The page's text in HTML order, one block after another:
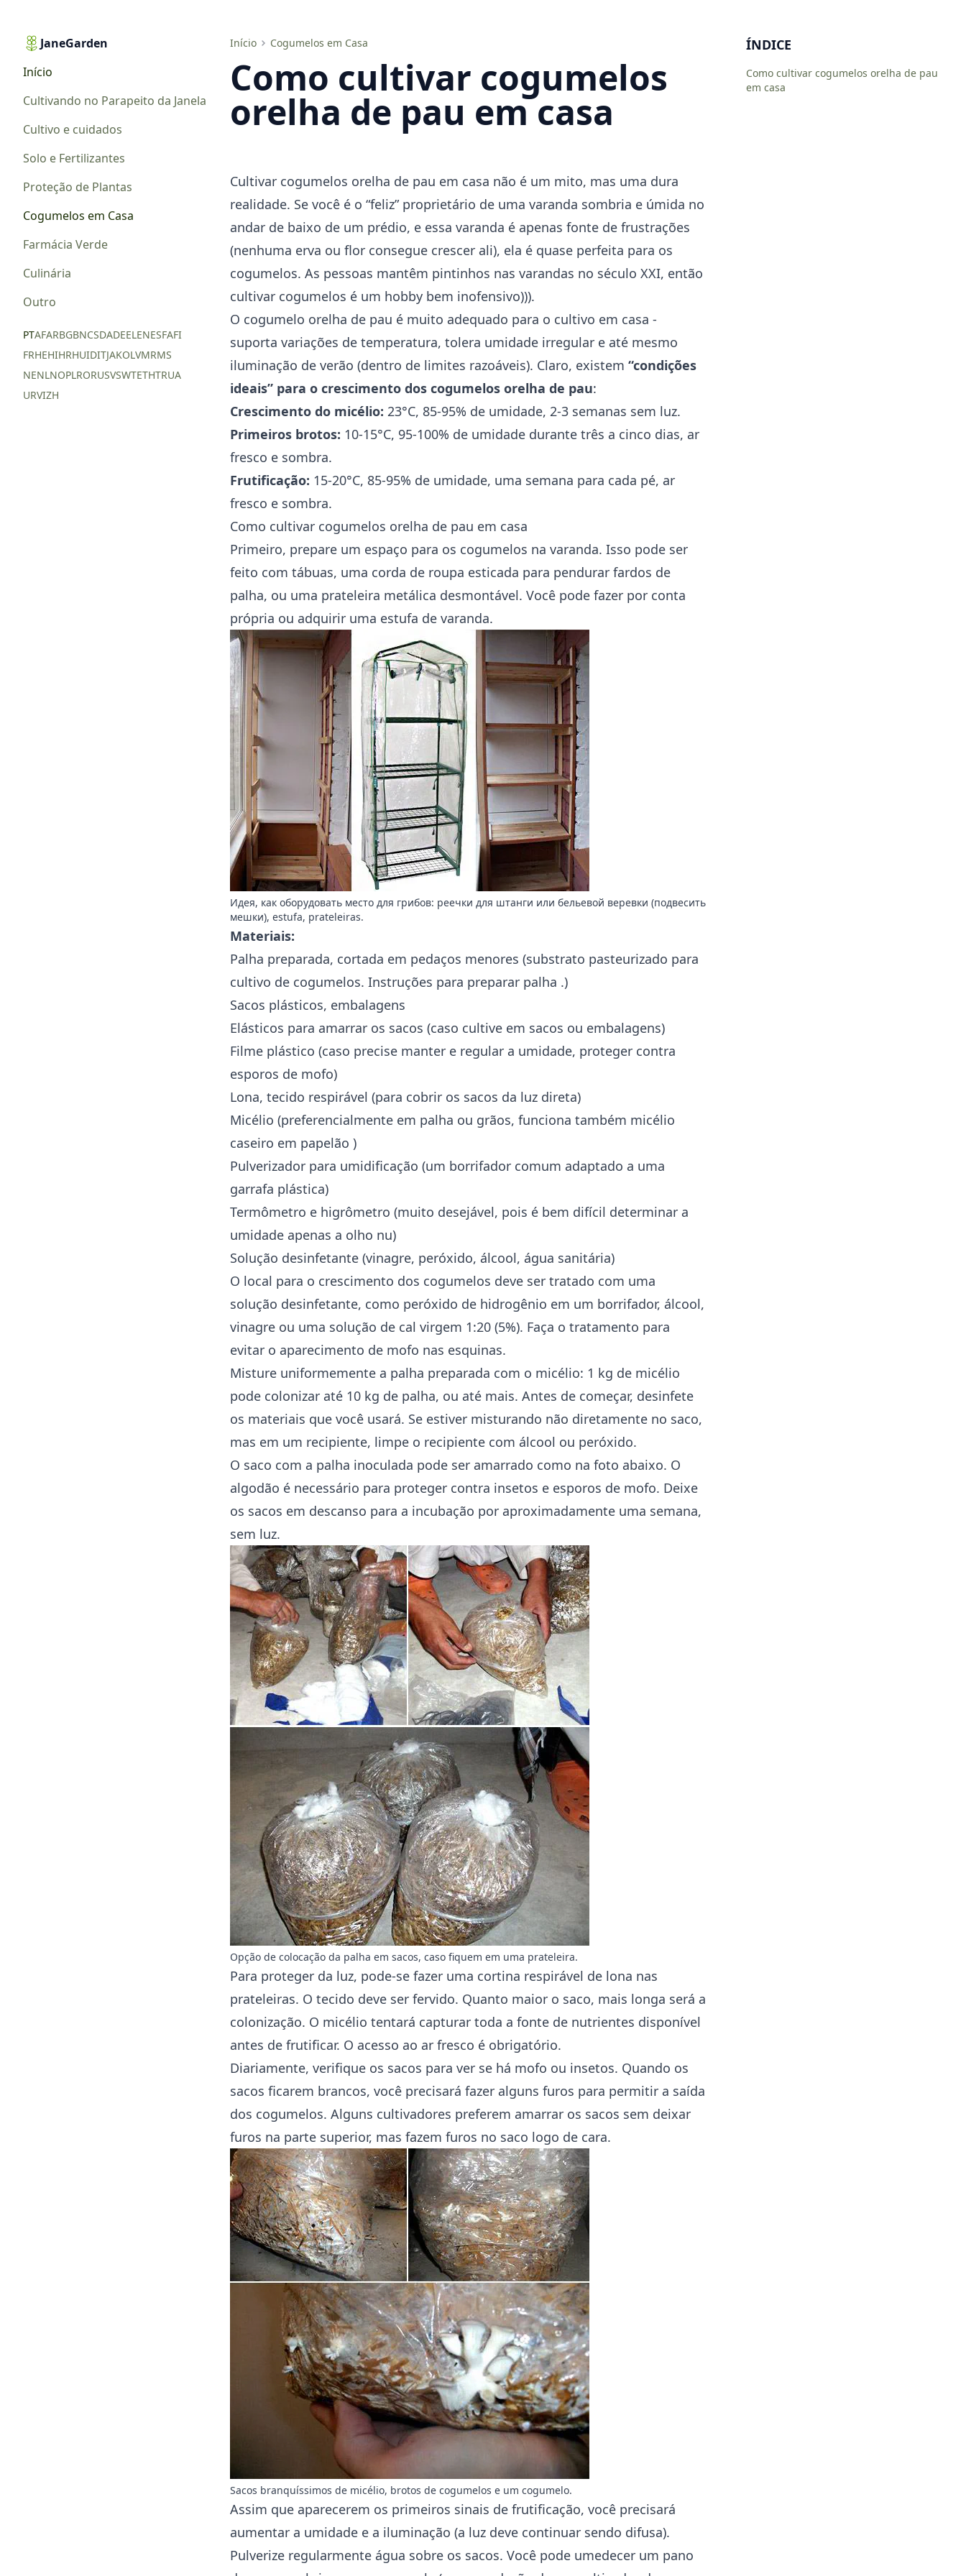
JaneGarden
Início
Cultivando no Parapeito da Janela
Cultivo e cuidados
Solo e Fertilizantes
Proteção de Plantas
Cogumelos em Casa
Farmácia Verde
Culinária
Outro
PTAFARBGBNCSDADEELENESFAFI
FRHEHIHRHUIDITJAKOLVMRMS
NENLNOPLRORUSVSWTETHTRUA
URVIZH
Início Cogumelos em Casa
Como cultivar cogumelos orelha de pau em casa
Como cultivar cogumelos
orelha de pau em casa
Cultivar cogumelos orelha de pau em casa não é um mito, mas uma dura
realidade. Se você é o “feliz” proprietário de uma varanda sombria e úmida no
andar de baixo de um prédio, e essa varanda é apenas fonte de frustrações
(nenhuma erva ou flor consegue crescer ali), ela é quase perfeita para os
cogumelos. As pessoas mantêm pintinhos nas varandas no século XXI, então
cultivar cogumelos é um hobby bem inofensivo))).
O cogumelo orelha de pau é muito adequado para o cultivo em casa -
suporta variações de temperatura, tolera umidade irregular e até mesmo
iluminação de verão (dentro de limites razoáveis). Claro, existem “condições
ideais” para o crescimento dos cogumelos orelha de pau:
Crescimento do micélio: 23°C, 85-95% de umidade, 2-3 semanas sem luz.
Primeiros brotos: 10-15°C, 95-100% de umidade durante três a cinco dias, ar
fresco e sombra.
Frutificação: 15-20°C, 85-95% de umidade, uma semana para cada pé, ar
fresco e sombra.
Como cultivar cogumelos orelha de pau em casa
Primeiro, prepare um espaço para os cogumelos na varanda. Isso pode ser
feito com tábuas, uma corda de roupa esticada para pendurar fardos de
palha, ou uma prateleira metálica desmontável. Você pode fazer por conta
própria ou adquirir uma estufa de varanda.
Идея, как оборудовать место для грибов: реечки для штанги или бельевой веревки (подвесить
мешки), estufa, prateleiras.
Materiais:
Palha preparada, cortada em pedaços menores (substrato pasteurizado para
cultivo de cogumelos. Instruções para preparar palha .)
Sacos plásticos, embalagens
Elásticos para amarrar os sacos (caso cultive em sacos ou embalagens)
Filme plástico (caso precise manter e regular a umidade, proteger contra
esporos de mofo)
Lona, tecido respirável (para cobrir os sacos da luz direta)
Micélio (preferencialmente em palha ou grãos, funciona também micélio
caseiro em papelão )
Pulverizador para umidificação (um borrifador comum adaptado a uma
garrafa plástica)
Termômetro e higrômetro (muito desejável, pois é bem difícil determinar a
umidade apenas a olho nu)
Solução desinfetante (vinagre, peróxido, álcool, água sanitária)
O local para o crescimento dos cogumelos deve ser tratado com uma
solução desinfetante, como peróxido de hidrogênio em um borrifador, álcool,
vinagre ou uma solução de cal virgem 1:20 (5%). Faça o tratamento para
evitar o aparecimento de mofo nas esquinas.
Misture uniformemente a palha preparada com o micélio: 1 kg de micélio
pode colonizar até 10 kg de palha, ou até mais. Antes de começar, desinfete
os materiais que você usará. Se estiver misturando não diretamente no saco,
mas em um recipiente, limpe o recipiente com álcool ou peróxido.
O saco com a palha inoculada pode ser amarrado como na foto abaixo. O
algodão é necessário para proteger contra insetos e esporos de mofo. Deixe
os sacos em descanso para a incubação por aproximadamente uma semana,
sem luz.
Opção de colocação da palha em sacos, caso fiquem em uma prateleira.
Para proteger da luz, pode-se fazer uma cortina respirável de lona nas
prateleiras. O tecido deve ser fervido. Quanto maior o saco, mais longa será a
colonização. O micélio tentará capturar toda a fonte de nutrientes disponível
antes de frutificar. O acesso ao ar fresco é obrigatório.
Diariamente, verifique os sacos para ver se há mofo ou insetos. Quando os
sacos ficarem brancos, você precisará fazer alguns furos para permitir a saída
dos cogumelos. Alguns cultivadores preferem amarrar os sacos sem deixar
furos na parte superior, mas fazem furos no saco logo de cara.
Sacos branquíssimos de micélio, brotos de cogumelos e um cogumelo.
Assim que aparecerem os primeiros sinais de frutificação, você precisará
aumentar a umidade e a iluminação (a luz deve continuar sendo difusa).
Pulverize regularmente água sobre os sacos. Você pode umedecer um pano
ÍNDICE
Como cultivar cogumelos orelha de pau
em casa